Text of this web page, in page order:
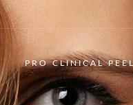
PRO CLINICAL PEEL